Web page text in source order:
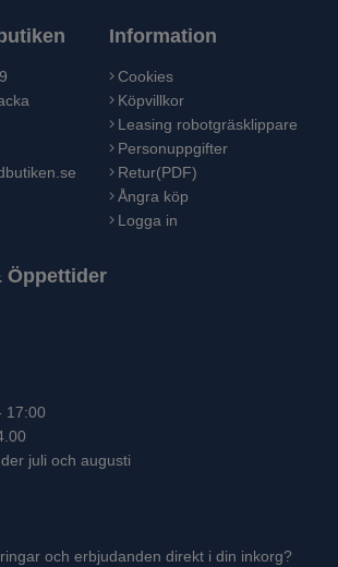
Information
Cookies
Köpvillkor
Leasing robotgräsklippare
Personuppgifter
Retur(PDF)
Ångra köp
Logga in
Öppettider
17:00
juli och augusti
och erbjudanden direkt i din inkorg?